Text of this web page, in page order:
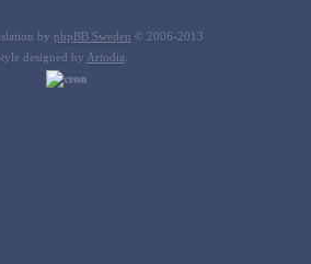
by phpBB Sweden © 2006-2013
designed by Artodia